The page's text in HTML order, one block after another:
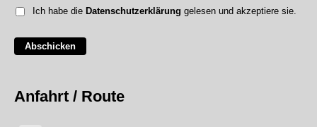
Ich habe die Datenschutzerklärung gelesen und akzeptiere sie.
Abschicken
Anfahrt / Route